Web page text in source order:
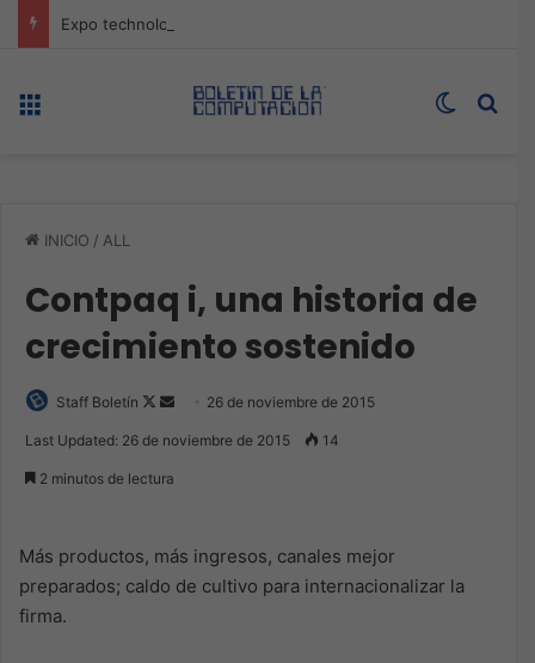
Switch
INICIO / ALL
Contpaq i, una historia de
crecimiento sostenido
Staff Boletín
Follow
Send 26 de noviembre de 2015
Last Updated: 26 de noviembre de 2015 14
2 minutos de lectura
Más productos, más ingresos, canales mejor
preparados; caldo de cultivo para internacionalizar la
firma.